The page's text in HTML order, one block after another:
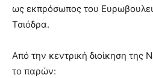
ως εκπρόσωπος του
Τσιόδρα.
Από την κεντρική διοίκηση της
το παρών: